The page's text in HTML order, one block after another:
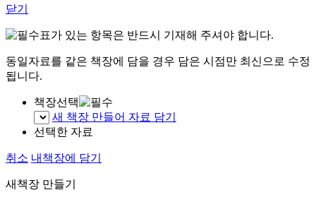
닫기
표가 있는 항목은 반드시 기재해 주셔야 합니다.
동일자료를 같은 책장에 담을 경우 담은 시점만 최신으로 수정
됩니다.
책장선택
새 책장 만들어 자료 담기
선택한 자료
취소 내책장에 담기
새책장 만들기